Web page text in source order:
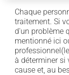
Chaque
traitement. Si
d'un problème
mentionné ici
à déterminer si
cause et, au